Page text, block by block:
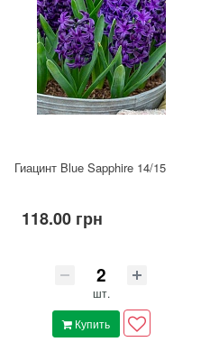
Гиацинт Blue Sapphire 14/15
118.00 грн
шт.
Купить